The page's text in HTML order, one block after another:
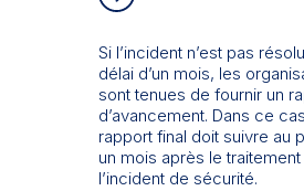
Si l’incident n’est pas
délai d’un mois, les
sont tenues de fournir un
d’avancement. Dans ce
rapport final doit suivre au
un mois après le
l’incident de sécurité.